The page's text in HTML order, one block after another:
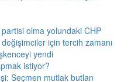
olma yolundaki CHP
için tercih zamanı
yendi
istiyor?
Seçmen mutlak butlan